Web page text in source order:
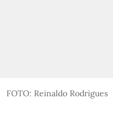
FOTO: Reinaldo Rodrigues